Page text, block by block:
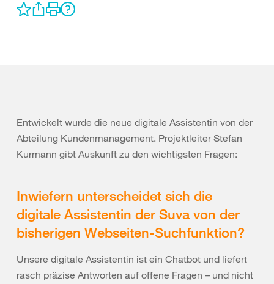
Entwickelt wurde die neue digitale Assistentin von der
Abteilung Kundenmanagement. Projektleiter Stefan
Kurmann gibt Auskunft zu den wichtigsten Fragen:
Inwiefern unterscheidet sich die
digitale Assistentin der Suva von der
bisherigen Webseiten-Suchfunktion?
Unsere digitale Assistentin ist ein Chatbot und liefert
rasch präzise Antworten auf offene Fragen – und nicht